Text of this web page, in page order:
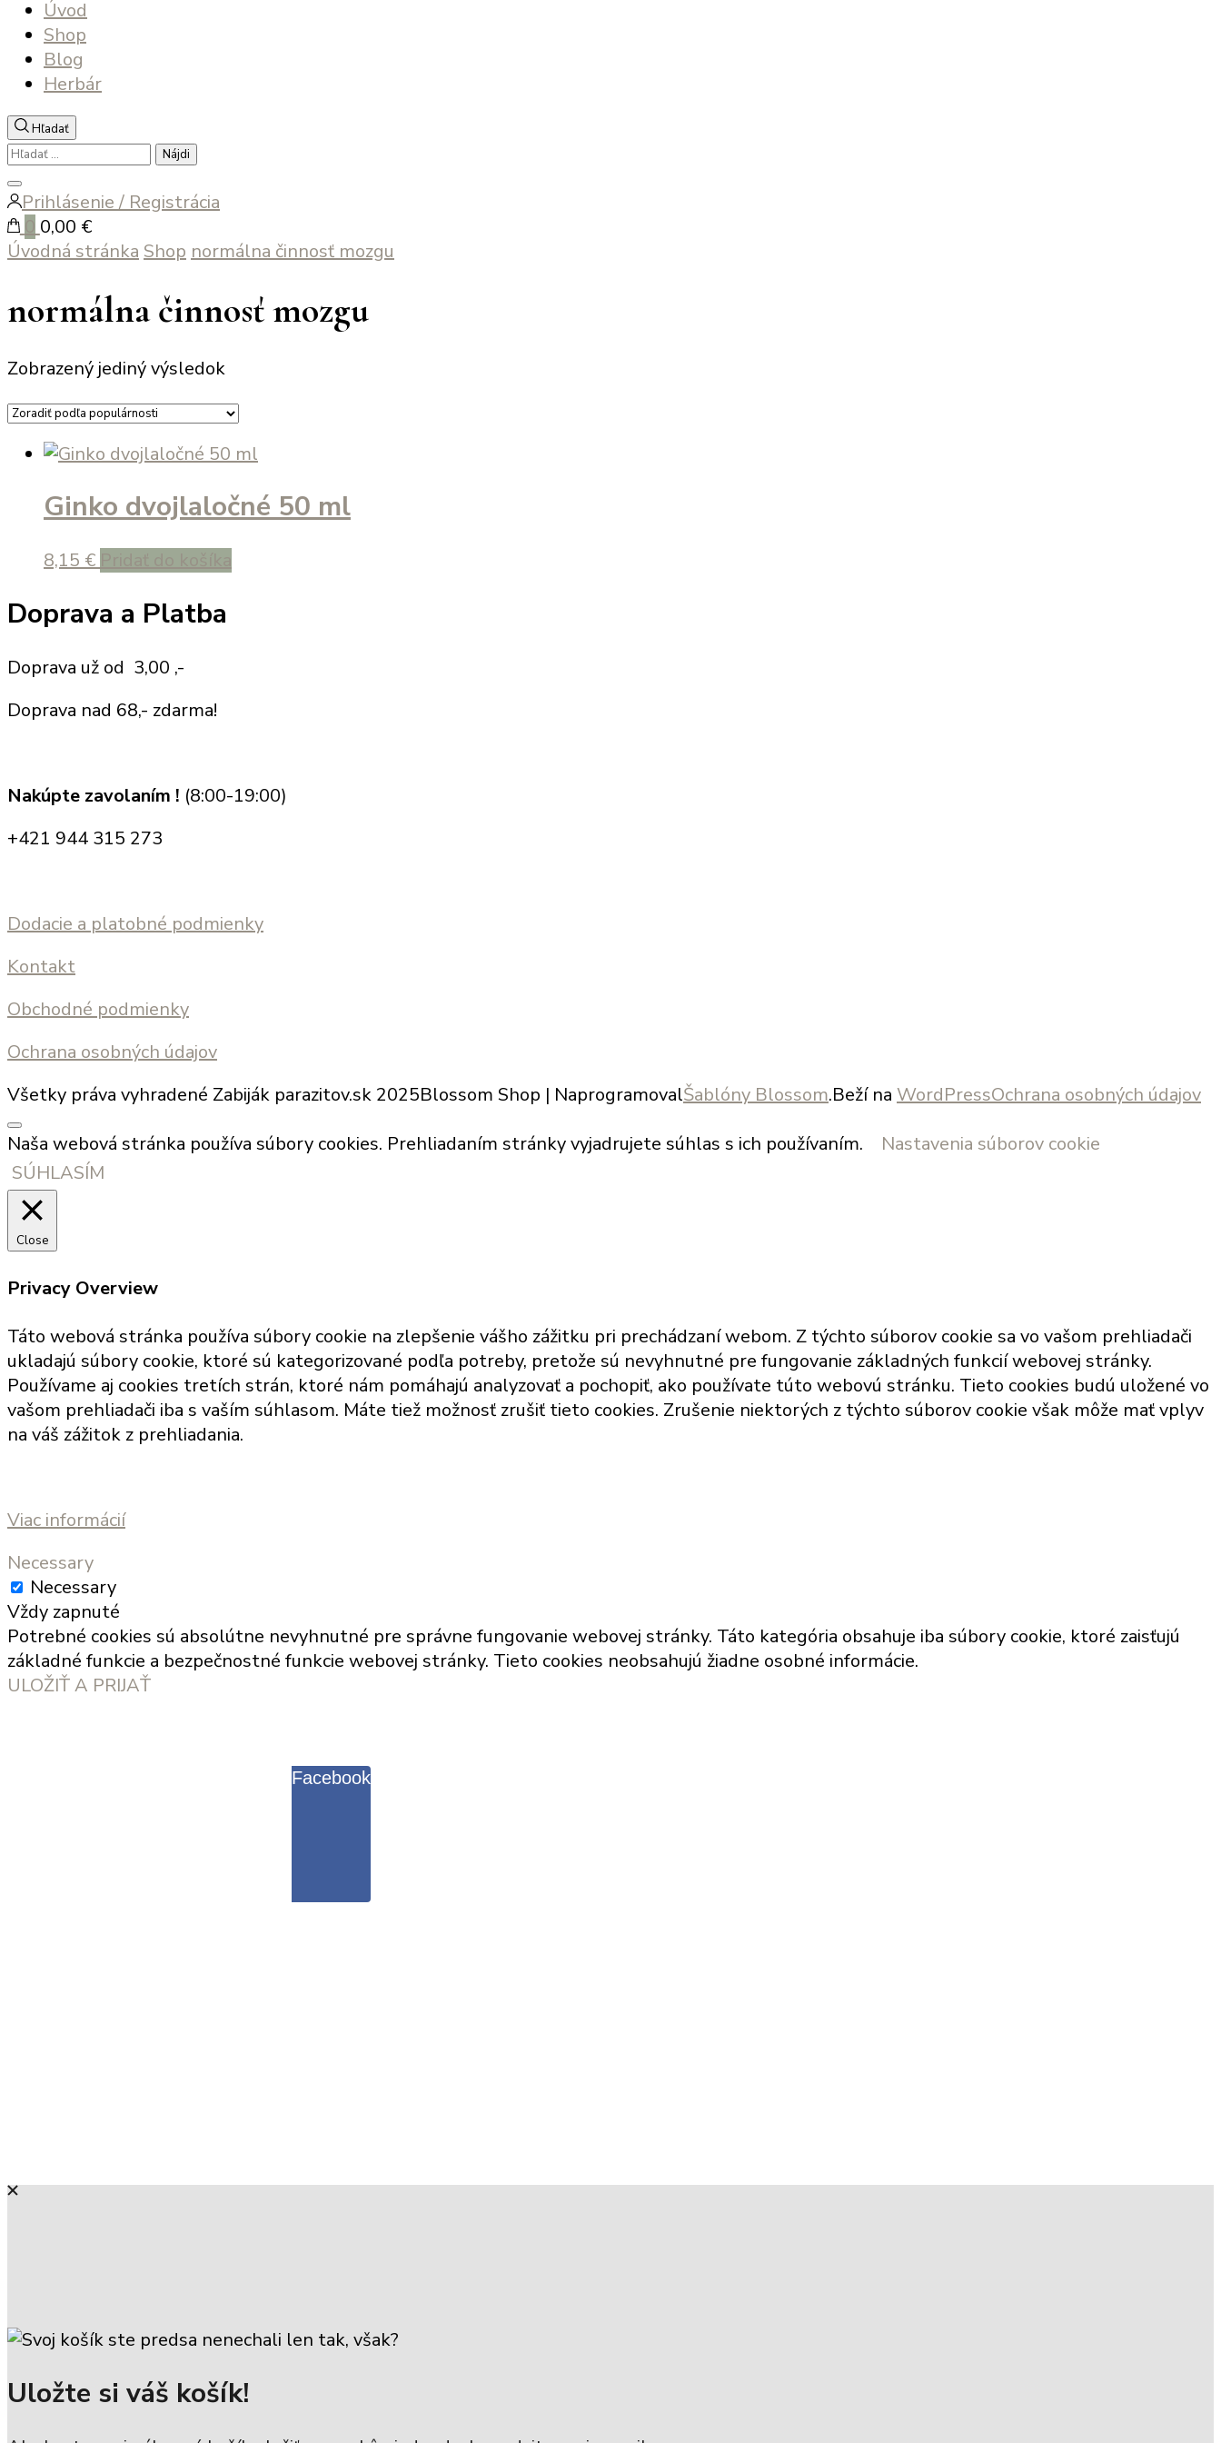
Úvod
Shop
Blog
Herbár
Hľadať
Hľadať:
Zatvoriť
vyhľadávanie
Prihlásenie / Registrácia
0,00 €
Úvodná stránka Shop normálna činnosť mozgu
normálna činnosť mozgu
Zobrazený jediný výsledok
Ginko dvojlaločné 50 ml
8,15 € Pridať do košíka
Doprava a Platba
Doprava už od 3,00 ,-
Doprava nad 68,- zdarma!
Nakúpte zavolaním ! (8:00-19:00)
+421 944 315 273
Dodacie a platobné podmienky
Kontakt
Obchodné podmienky
Ochrana osobných údajov
Všetky práva vyhradené Zabiják parazitov.sk 2025Blossom Shop | NaprogramovalŠablóny Blossom.Beží na WordPressOchrana osobných údajov
Naša webová stránka používa súbory cookies. Prehliadaním stránky vyjadrujete súhlas s ich používaním.
Nastavenia súborov cookie
SÚHLASÍM
Close
Privacy Overview
Táto webová stránka používa súbory cookie na zlepšenie vášho zážitku pri prechádzaní webom. Z týchto súborov cookie sa vo vašom prehliadači
ukladajú súbory cookie, ktoré sú kategorizované podľa potreby, pretože sú nevyhnutné pre fungovanie základných funkcií webovej stránky.
Používame aj cookies tretích strán, ktoré nám pomáhajú analyzovať a pochopiť, ako používate túto webovú stránku. Tieto cookies budú uložené vo
vašom prehliadači iba s vaším súhlasom. Máte tiež možnosť zrušiť tieto cookies. Zrušenie niektorých z týchto súborov cookie však môže mať vplyv
na váš zážitok z prehliadania.
Viac informácií
Necessary
Necessary
Vždy zapnuté
Potrebné cookies sú absolútne nevyhnutné pre správne fungovanie webovej stránky. Táto kategória obsahuje iba súbory cookie, ktoré zaisťujú
základné funkcie a bezpečnostné funkcie webovej stránky. Tieto cookies neobsahujú žiadne osobné informácie.
ULOŽIŤ A PRIJAŤ
Facebook
Uložte si váš košík!